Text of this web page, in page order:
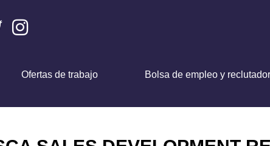
Ofertas de trabajo Bolsa de empleo y